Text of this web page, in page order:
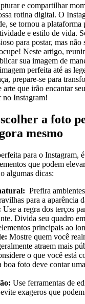
e compartilhar
rotina digital. O
‍se tornou ‍a plataforma
e⁣ estilo de vida.‍
para postar, mas não
Neste ‌artigo,
sua ​imagem de
perfeita‍ até as
prepare-se‍ para
‌arte que irão encantar
no Instagram!
a foto
mesmo
para o Instagram,
⁣que podem
algumas dicas:
Prefira
para a aparência
Use a regra dos ⁤terços
Divida seu quadro
principais ao‌
​Mostre⁤ quem você
atraem mais
o que você está
boa‍ foto deve contar
Use ferramentas de
exageros que